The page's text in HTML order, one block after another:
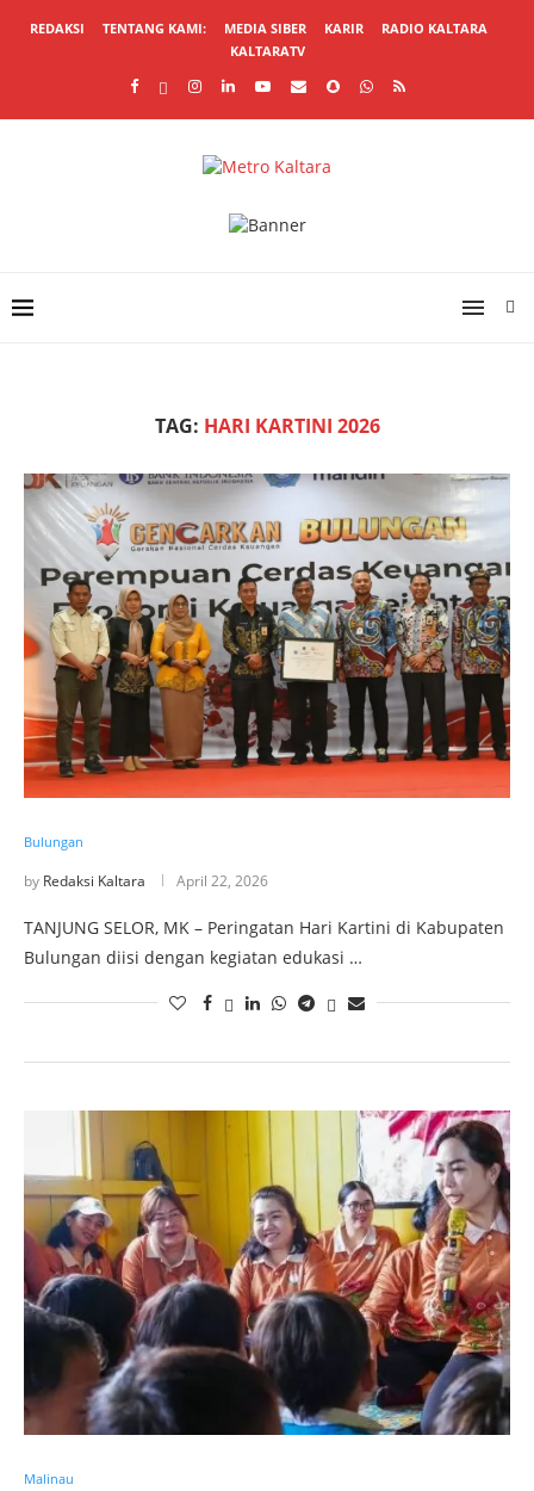
REDAKSI TENTANG KAMI: MEDIA SIBER KARIR
RADIO KALTARA
KALTARATV
TAG: HARI KARTINI 2026
Bulungan
by Redaksi Kaltara April 22, 2026
TANJUNG SELOR, MK – Peringatan Hari Kartini di Kabupaten
Bulungan diisi dengan kegiatan edukasi …
Malinau